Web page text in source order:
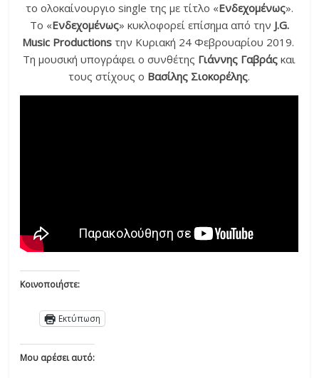
το ολοκαίνουργιο single της με τίτλο «Ενδεχομένως».
Το «Ενδεχομένως» κυκλοφορεί επίσημα από την J.G.
Music Productionsτην Κυριακή 24 Φεβρουαρίου 2019.
Τη μουσική υπογράφει ο συνθέτης Γιάννης Γαβράς και
τους στίχους ο Βασίλης Σιοκορέλης.
Κοινοποιήστε:
Εκτύπωση
Μου αρέσει αυτό: